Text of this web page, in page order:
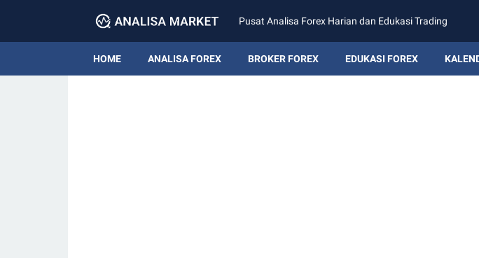
Pusat Analisa Forex Harian dan Edukasi Trading
HOME ANALISA FOREX BROKER FOREX EDUKASI FOREX